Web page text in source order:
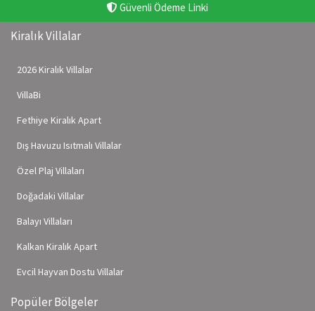
Güvenli Ödeme Linki
Kiralık Villalar
2026 Kiralık Villalar
VillaBi
Fethiye Kiralık Apart
Dış Havuzu Isıtmalı Villalar
Özel Plaj Villaları
Doğadaki Villalar
Balayı Villaları
Kalkan Kiralık Apart
Evcil Hayvan Dostu Villalar
Popüler Bölgeler